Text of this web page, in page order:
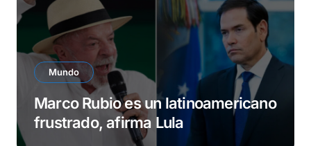
Mundo
Marco Rubio es un latinoamericano
frustrado, afirma Lula